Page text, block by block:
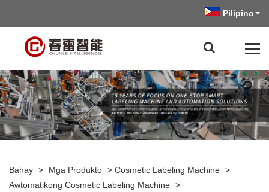
Pilipino
Bahay > Mga Produkto > Cosmetic Labeling Machine >
Awtomatikong Cosmetic Labeling Machine >